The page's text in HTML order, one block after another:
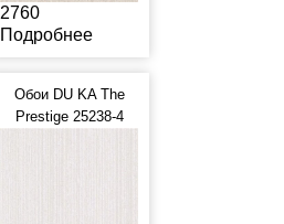
2760
Подробнее
Обои DU KA The
Prestige 25238-4